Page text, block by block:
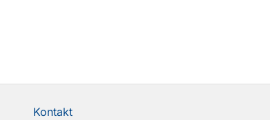
Kontakt